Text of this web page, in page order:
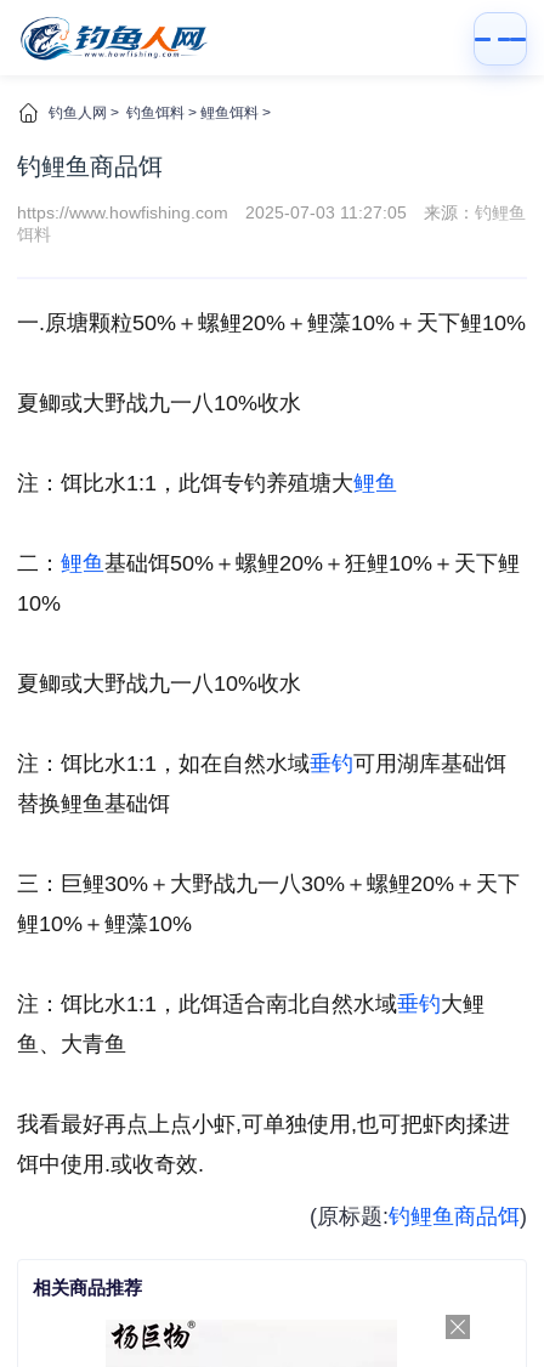
钓鱼人网 > 钓鱼饵料 > 鲤鱼饵料 >
钓鲤鱼商品饵
https://www.howfishing.com 2025-07-03 11:27:05 来源： 钓鲤鱼
饵料
一.原塘颗粒50%＋螺鲤20%＋鲤藻10%＋天下鲤10%
夏鲫或大野战九一八10%收水
注：饵比水1:1，此饵专钓养殖塘大鲤鱼
二： 鲤鱼基础饵50%＋螺鲤20%＋狂鲤10%＋天下鲤
10%
夏鲫或大野战九一八10%收水
注：饵比水1:1，如在自然水域垂钓可用湖库基础饵
替换鲤鱼基础饵
三：巨鲤30%＋大野战九一八30%＋螺鲤20%＋天下
鲤10%＋鲤藻10%
注：饵比水1:1，此饵适合南北自然水域垂钓大鲤
鱼、大青鱼
我看最好再点上点小虾,可单独使用,也可把虾肉揉进
饵中使用.或收奇效.
(原标题:钓鲤鱼商品饵)
相关商品推荐